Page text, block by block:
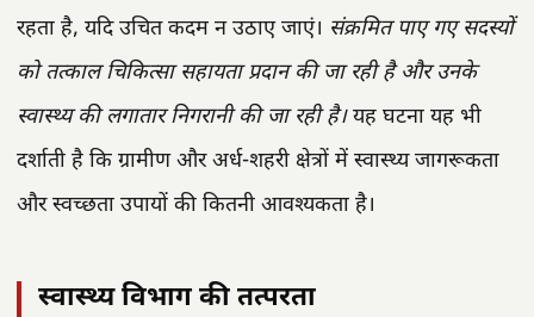
रहता है, यदि उचित कदम न उठाए जाएं। संक्रमित पाए गए सदस्यों
को तत्काल चिकित्सा सहायता प्रदान की जा रही है और उनके
स्वास्थ्य की लगातार निगरानी की जा रही है।यह घटना यह भी
दर्शाती है कि ग्रामीण और अर्ध-शहरी क्षेत्रों में स्वास्थ्य जागरूकता
और स्वच्छता उपायों की कितनी आवश्यकता है।
स्वास्थ्य विभाग की तत्परता